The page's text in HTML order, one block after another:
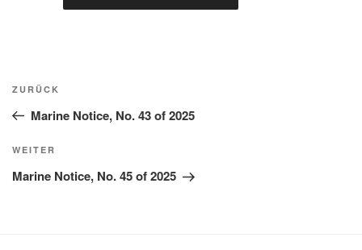
Beitragsnavigation
Vorheriger
Beitrag
ZURÜCK
Marine Notice, No. 43 of 2025
Nächster
Beitrag
WEITER
Marine Notice, No. 45 of 2025